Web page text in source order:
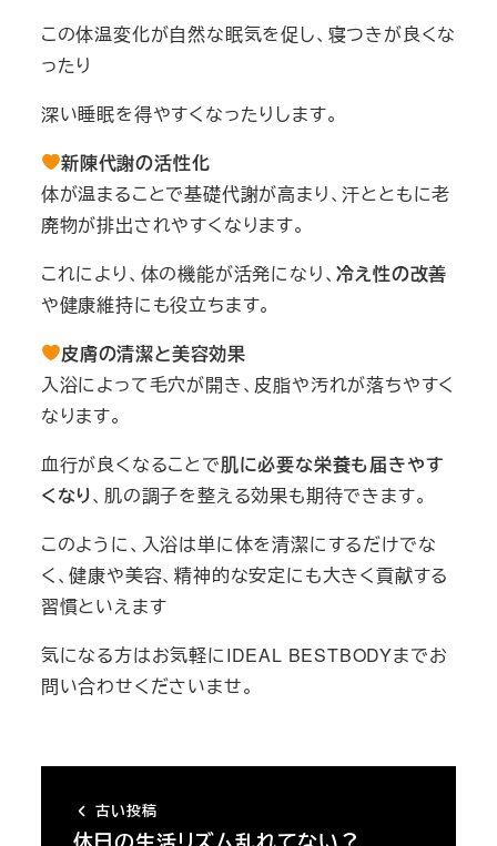
この体温変化が自然な眠気を促し、寝つきが良くな
ったり
深い睡眠を得やすくなったりします。
新陳代謝の活性化
体が温まることで基礎代謝が高まり、汗とともに老
廃物が排出されやすくなります。
これにより、体の機能が活発になり、冷え性の改善
や健康維持にも役立ちます。
皮膚の清潔と美容効果
入浴によって毛穴が開き、皮脂や汚れが落ちやすく
なります。
血行が良くなることで肌に必要な栄養も届きやす
くなり、肌の調子を整える効果も期待できます。
このように、入浴は単に体を清潔にするだけでな
く、健康や美容、精神的な安定にも大きく貢献する
習慣といえます
気になる方はお気軽にIDEAL BESTBODYまでお
問い合わせくださいませ。
古い投稿